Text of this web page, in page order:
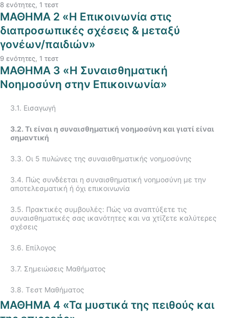
1.1. Εισαγωγή: Πως λέμε ότι λέμε
1.2. Το βλέμμα και η οπτική επαφή
1.3. Στάση και κινήσεις του σώματος
1.4. Χέρια, Χειρονομίες και Χειραψίες. Πόδια.
1.7. Σημειώσεις Μαθήματος
1.8. Τεστ Μαθήματος
8 ενότητες, 1 τεστ
ΜΑΘΗΜΑ 2 «Η Επικοινωνία στις
διαπροσωπικές σχέσεις & μεταξύ
γονέων/παιδιών»
2.1. Εισαγωγή
2.2 Βασικές αρχές επικοινωνίας στις διαπροσωπικές
διαπροσωπική επικοινωνία
οφείλουμε να μιλάμε αλλά και πως οφείλουμε να ακούμε
2.5. Η αποτελεσματική επικοινωνία στο ζευγάρι
2.7. Επίλογος
9 ενότητες, 1 τεστ
ΜΑΘΗΜΑ 3 «Η Συναισθηματική
Νοημοσύνη στην Επικοινωνία»
3.1. Εισαγωγή
3.2. Τι είναι η συναισθηματική νοημοσύνη και γιατί είναι
σημαντική
3.3. Οι 5 πυλώνες της συναισθηματικής νοημοσύνης
3.4. Πώς συνδέεται η συναισθηματική νοημοσύνη με την
αποτελεσματική ή όχι επικοινωνία
3.5. Πρακτικές συμβουλές: Πώς να αναπτύξετε τις
συναισθηματικές σας ικανότητες και να χτίζετε καλύτερες
σχέσεις
3.6. Επίλογος
3.7. Σημειώσεις Μαθήματος
3.8. Τεστ Μαθήματος
ΜΑΘΗΜΑ 4 «Τα μυστικά της πειθούς και